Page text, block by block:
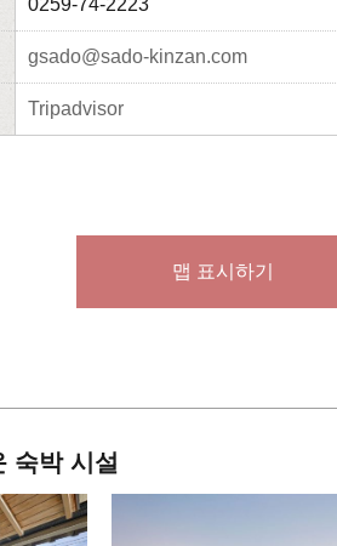
gsado@sado-kinzan.com
Tripadvisor
맵 표시하기
숙박 시설